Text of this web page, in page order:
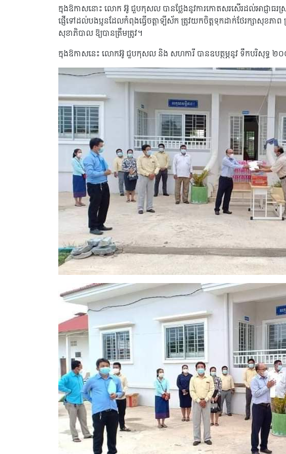
ក្នុងឱកាសនោះ លោក អ៊ូ ជួបកុសល បានថ្លែងនូវការកោតសរសើរដល់អាជ្ញាធរស្
ផ្ញើទៅដល់បងប្អូនដែលកំពុងធ្វើចត្តាឡីស័ក ត្រូវយកចិត្តទុកដាក់ថែរក្សាសុខភា
សុខាភិបាល ឱ្យបានត្រឹមត្រូវ។
ក្នុងឱកាសនេះ លោកអ៊ូ ជួបកុសល និង សហការី បានឧបត្ថម្ភនូវ ទឹកបរិសុទ្